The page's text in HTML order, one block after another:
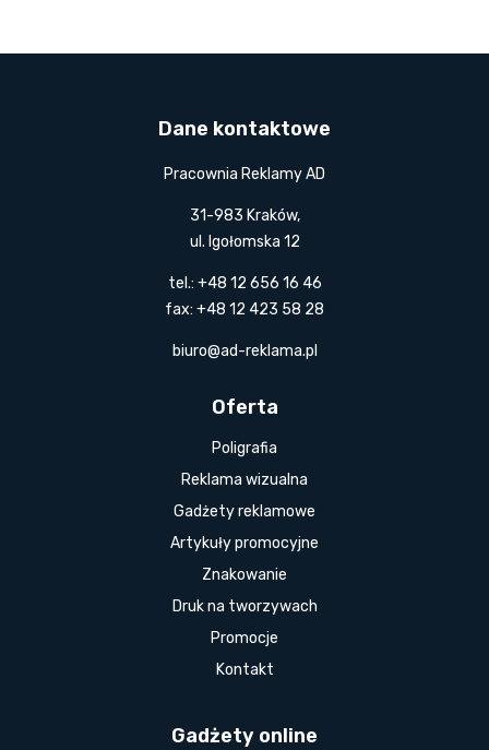
Dane kontaktowe
Pracownia Reklamy AD
31-983 Kraków,
ul. Igołomska 12
tel.: +48 12 656 16 46
fax: +48 12 423 58 28
biuro@ad-reklama.pl
Oferta
Poligrafia
Reklama wizualna
Gadżety reklamowe
Artykuły promocyjne
Znakowanie
Druk na tworzywach
Promocje
Kontakt
Gadżety online